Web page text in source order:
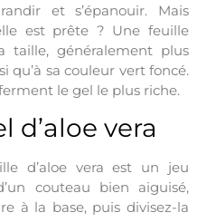
et s’épanouir. Mais
est prête ? Une feuille
taille, généralement plus
qu’à sa couleur vert foncé.
le gel le plus riche.
d’aloe vera
d’aloe vera est un jeu
couteau bien aiguisé,
à la base, puis divisez-la